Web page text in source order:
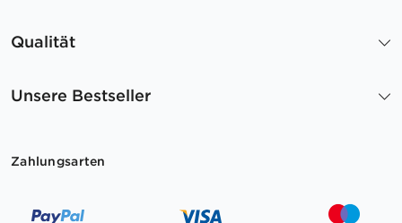
Qualität
Unsere Bestseller
Zahlungsarten